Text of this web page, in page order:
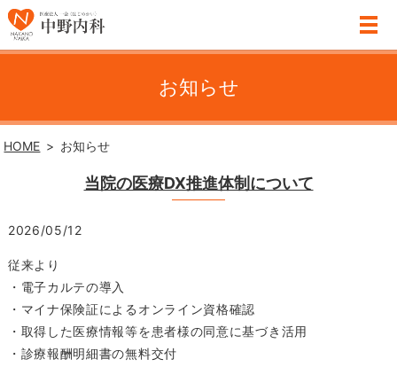
お知らせ
HOME お知らせ
当院の医療DX推進体制について
2026/05/12
従来より
・電子カルテの導入
・マイナ保険証によるオンライン資格確認
・取得した医療情報等を患者様の同意に基づき活用
・診療報酬明細書の無料交付